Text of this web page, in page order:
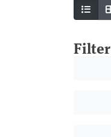
Filter